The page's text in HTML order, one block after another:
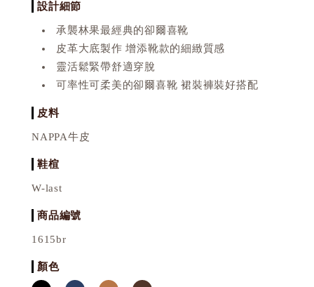
設計細節
承襲林果最經典的卻爾喜靴
皮革大底製作 增添靴款的細緻質感
靈活鬆緊帶舒適穿脫
可率性可柔美的卻爾喜靴 裙裝褲裝好搭配
皮料
NAPPA牛皮
鞋楦
W-last
商品編號
1615br
顏色